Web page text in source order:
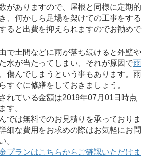
がありますので、屋根と同様に定期的
、何かしら足場を架けての工事をする
ると出費を抑えられますのでお勧めで
で土間などに雨が落ち続けると外壁や
水が当たってしまい、それが原因で雨
傷んでしまうという事もあります。雨
すぐに修繕をしておきましょう。
れている金額は2019年07月01日時点
す。
では無料でのお見積りを承っておりま
細な費用をお求めの際はお気軽にお問
。
プランはこちらからご確認いただけま